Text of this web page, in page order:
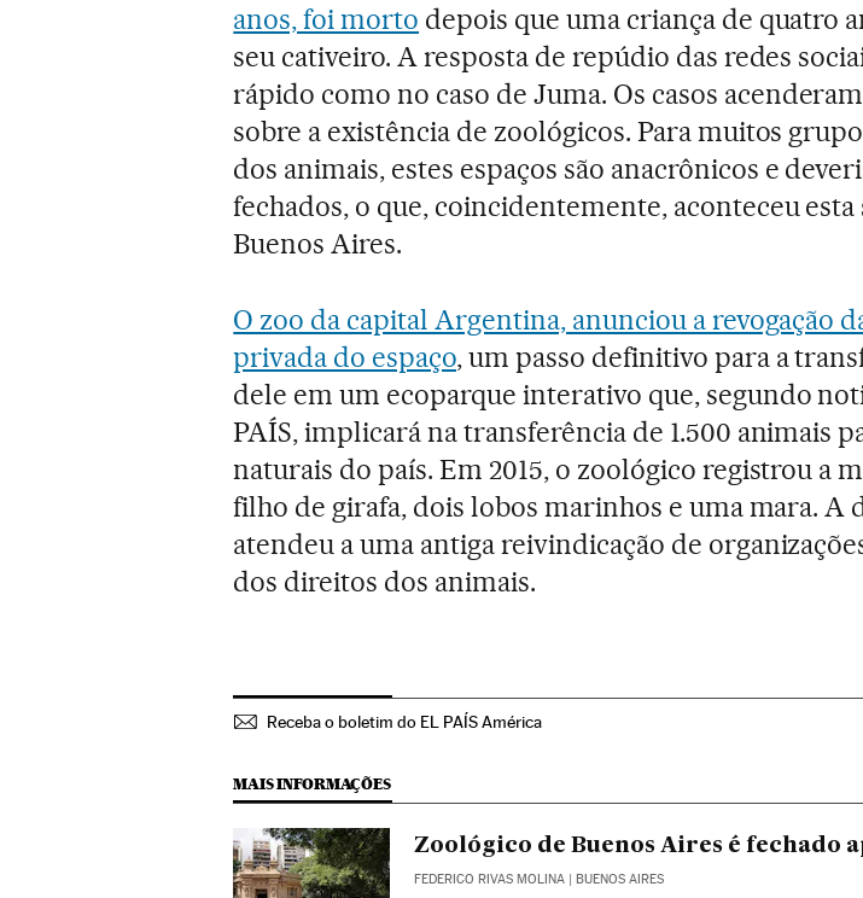
anos, foi morto depois que uma criança de quatro
seu cativeiro. A resposta de repúdio das redes
rápido como no caso de Juma. Os casos
sobre a existência de zoológicos. Para muitos
dos animais, estes espaços são anacrônicos e
fechados, o que, coincidentemente, aconteceu esta
Buenos Aires.
O zoo da capital Argentina, anunciou a revogação
privada do espaço, um passo definitivo para a
dele em um ecoparque interativo que, segundo
PAÍS, implicará na transferência de 1.500 animais
naturais do país. Em 2015, o zoológico registrou a
filho de girafa, dois lobos marinhos e uma mara. A
atendeu a uma antiga reivindicação de
dos direitos dos animais.
Receba o boletim do EL PAÍS América
MAIS INFORMAÇÕES
Zoológico de Buenos Aires é fechado
FEDERICO RIVAS MOLINA | BUENOS AIRES